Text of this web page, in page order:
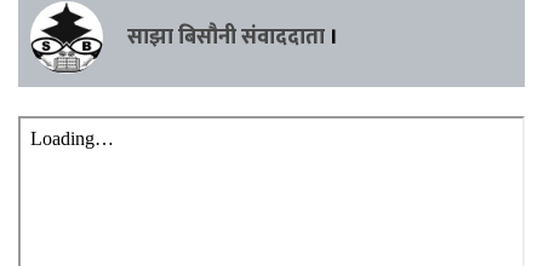
साझा बिसौनी संवाददाता ।